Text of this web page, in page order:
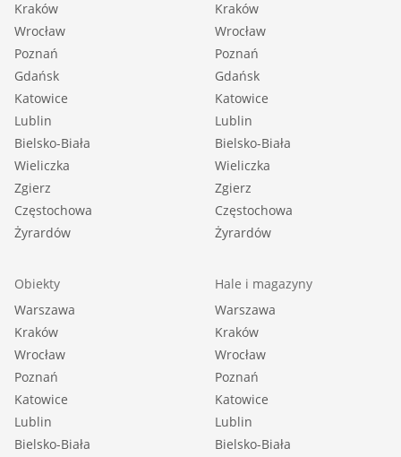
Kraków
Wrocław
Poznań
Gdańsk
Katowice
Lublin
Bielsko-Biała
Wieliczka
Zgierz
Częstochowa
Żyrardów
Kraków
Wrocław
Poznań
Gdańsk
Katowice
Lublin
Bielsko-Biała
Wieliczka
Zgierz
Częstochowa
Żyrardów
Obiekty
Warszawa
Kraków
Wrocław
Poznań
Katowice
Lublin
Bielsko-Biała
Hale i magazyny
Warszawa
Kraków
Wrocław
Poznań
Katowice
Lublin
Bielsko-Biała